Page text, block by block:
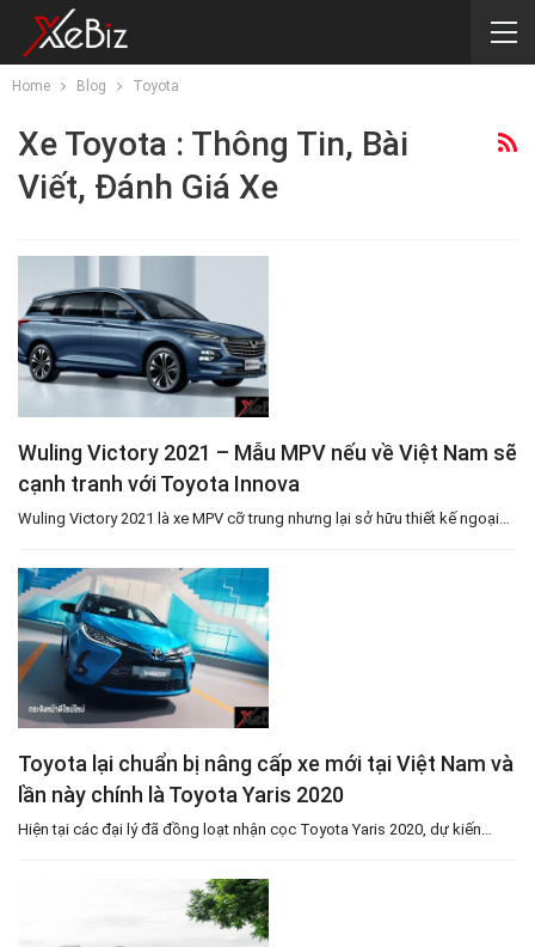
Home Blog Toyota
Xe Toyota : Thông Tin, Bài
Viết, Đánh Giá Xe
Wuling Victory 2021 – Mẫu MPV nếu về Việt Nam sẽ
cạnh tranh với Toyota Innova
Wuling Victory 2021 là xe MPV cỡ trung nhưng lại sở hữu thiết kế ngoại…
Toyota lại chuẩn bị nâng cấp xe mới tại Việt Nam và
lần này chính là Toyota Yaris 2020
Hiện tại các đại lý đã đồng loạt nhận cọc Toyota Yaris 2020, dự kiến…